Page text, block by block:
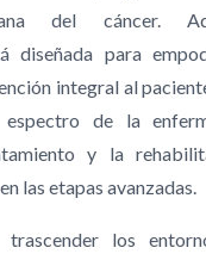
del cáncer.
diseñada para
integral al
de la
y la
las etapas avanzadas.
los